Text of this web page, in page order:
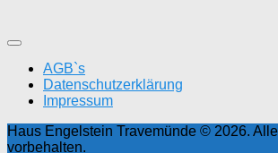
AGB`s
Datenschutzerklärung
Impressum
Haus Engelstein Travemünde © 2026.
vorbehalten.